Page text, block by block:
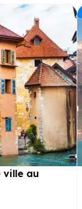
ville au